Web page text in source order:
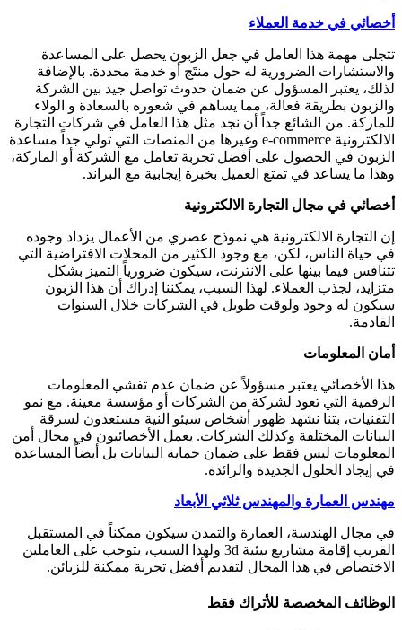
أخصائي في خدمة العملاء
تتجلى مهمة هذا العامل في جعل الزبون يحصل على المساعدة
والاستشارات الضرورية له حول منتَج أو خدمة محددة. بالإضافة
لذلك، يعتبر المسؤول عن ضمان حدوث تواصل جيد بين الشركة
والزبون بطريقة فعالة، مما يساهم في شعوره بالسعادة و الولاء
للماركة. من الشائع جداً أن نجد مثل هذا العامل في شركات التجارة
الالكترونية e-commerce وغيرها من المنصات التي تولي جداً مساعدة
الزبون في الحصول على أفضل تجربة تعامل مع الشركة أو الماركة،
وهذا ما يساعد في تمتع العميل بخبرة إيجابية مع البراند.
أخصائي في مجال التجارة الالكترونية
إن التجارة الالكترونية هي نموذج عصري من الأعمال يزداد وجوده
في حياة الناس، لكن، مع وجود الكثير من المحلات الافتراضية التي
تتنافس فيما بينها على الانترنت، سيكون ضرورياً التميز بشكل
متزايد، لجذب العملاء. لهذا السبب، يمكننا إدراك أن هذا الزبون
سيكون له وجود ولوقت طويل في الشركات خلال السنوات
القادمة.
أمان المعلومات
هذا الأخصائي يعتبر مسؤولاً عن ضمان عدم تفشي المعلومات
الرقمية التي تعود لشركة من الشركات أو مؤسسة معينة. مع نمو
التقنيات، بتنا نشهد ظهور أشخاص سيئو النية مستعدون لسرقة
البيانات المختلفة وكذلك الشركات. يعمل الأخصائيون في مجال أمن
المعلومات ليس فقط على ضمان حماية البيانات بل أيضاً المساعدة
في إيجاد الحلول الجديدة والرائدة.
مهندس العمارة والمهندس ثلاثي الأبعاد
في مجال الهندسة، العمارة والتمدن سيكون ممكناً في المستقبل
القريب إقامة مشاريع بيئية 3d ولهذا السبب، يتوجب على العاملين
الاختصاص في هذا المجال لتقديم أفضل تجربة ممكنة للزبائن.
الوظائف المخصصة للأتراك فقط